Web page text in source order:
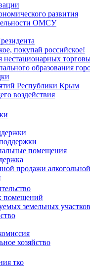
развития
ОМСУ
покупай российское!
образования
Республики Крым
воздействия
помещения
продажи
помещений
земельных участков
хозяйство
тко